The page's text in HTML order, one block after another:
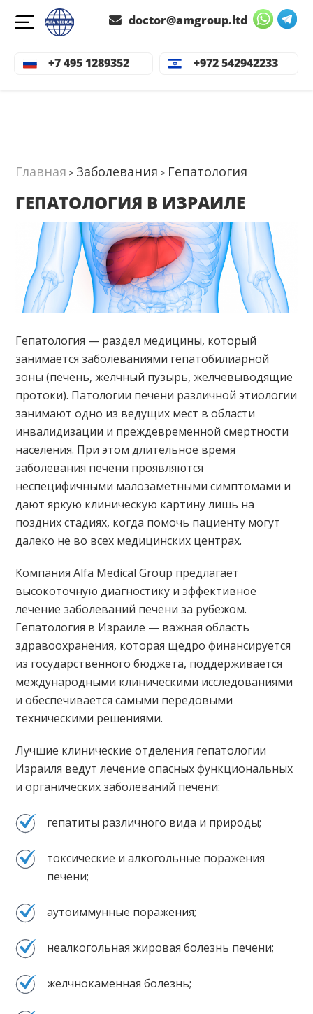
+7 495 1289352 +972 542942233
doctor@amgroup.ltd
Главная > Заболевания > Гепатология
Израиле
ГЕПАТОЛОГИЯ В ИЗРАИЛЕ
Гепатология — раздел медицины, который
занимается заболеваниями гепатобилиарной
зоны (печень, желчный пузырь, желчевыводящие
протоки). Патологии печени различной этиологии
занимают одно из ведущих мест в области
инвалидизации и преждевременной смертности
населения. При этом длительное время
заболевания печени проявляются
неспецифичными малозаметными симптомами и
дают яркую клиническую картину лишь на
поздних стадиях, когда помочь пациенту могут
далеко не во всех медицинских центрах.
Компания Alfa Medical Group предлагает
высокоточную диагностику и эффективное
лечение заболеваний печени за рубежом.
Гепатология в Израиле — важная область
здравоохранения, которая щедро финансируется
из государственного бюджета, поддерживается
международными клиническими исследованиями
и обеспечивается самыми передовыми
техническими решениями.
Лучшие клинические отделения гепатологии
Израиля ведут лечение опасных функциональных
и органических заболеваний печени:
гепатиты различного вида и природы;
токсические и алкогольные поражения
печени;
аутоиммунные поражения;
неалкогольная жировая болезнь печени;
желчнокаменная болезнь;